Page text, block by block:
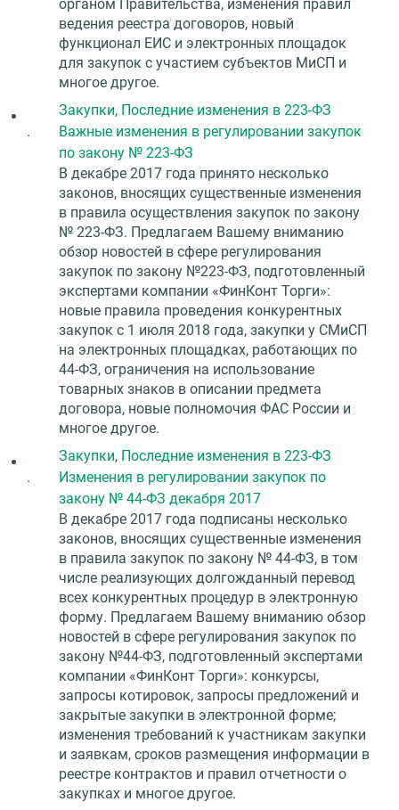
органом Правительства, изменения правил
ведения реестра договоров, новый
функционал ЕИС и электронных площадок
для закупок с участием субъектов МиСП и
многое другое.
Закупки, Последние изменения в 223-ФЗ
.
Важные изменения в регулировании закупок
по закону № 223-ФЗ
В декабре 2017 года принято несколько
законов, вносящих существенные изменения
в правила осуществления закупок по закону
№ 223-ФЗ. Предлагаем Вашему вниманию
обзор новостей в сфере регулирования
закупок по закону №223-ФЗ, подготовленный
экспертами компании «ФинКонт Торги»:
новые правила проведения конкурентных
закупок с 1 июля 2018 года, закупки у СМиСП
на электронных площадках, работающих по
44-ФЗ, ограничения на использование
товарных знаков в описании предмета
договора, новые полномочия ФАС России и
многое другое.
Закупки, Последние изменения в 223-ФЗ
.
Изменения в регулировании закупок по
закону № 44-ФЗ декабря 2017
В декабре 2017 года подписаны несколько
законов, вносящих существенные изменения
в правила закупок по закону № 44-ФЗ, в том
числе реализующих долгожданный перевод
всех конкурентных процедур в электронную
форму. Предлагаем Вашему вниманию обзор
новостей в сфере регулирования закупок по
закону №44-ФЗ, подготовленный экспертами
компании «ФинКонт Торги»: конкурсы,
запросы котировок, запросы предложений и
закрытые закупки в электронной форме;
изменения требований к участникам закупки
и заявкам, сроков размещения информации в
реестре контрактов и правил отчетности о
закупках и многое другое.